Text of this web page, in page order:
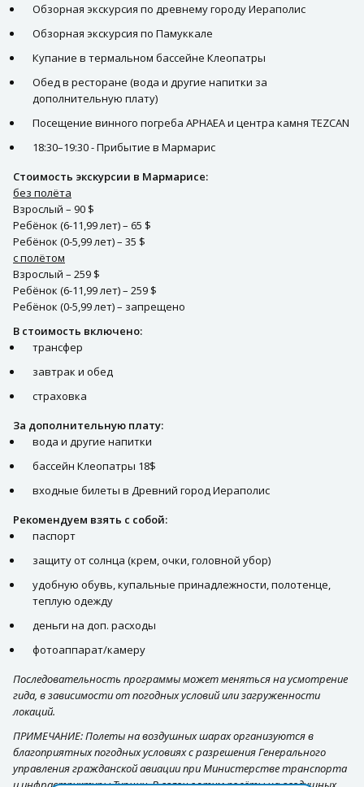
Обзорная экскурсия по древнему городу Иераполис
Обзорная экскурсия по Памуккале
Купание в термальном бассейне Клеопатры
Обед в ресторане (вода и другие напитки за
дополнительную плату)
Посещение винного погреба APHAEA и центра камня TEZCAN
18:30–19:30 - Прибытие в Мармарис
Стоимость экскурсии в Мармарисе:
без полёта
Взрослый – 90 $
Ребёнок (6-11,99 лет) – 65 $
Ребёнок (0-5,99 лет) – 35 $
с полётом
Взрослый – 259 $
Ребёнок (6-11,99 лет) – 259 $
Ребёнок (0-5,99 лет) – запрещено
В стоимость включено:
трансфер
завтрак и обед
страховка
За дополнительную плату:
вода и другие напитки
бассейн Клеопатры 18$
входные билеты в Древний город Иераполис
Рекомендуем взять с собой:
паспорт
защиту от солнца (крем, очки, головной убор)
удобную обувь, купальные принадлежности, полотенце,
теплую одежду
деньги на доп. расходы
фотоаппарат/камеру
Последовательность программы может меняться на усмотрение
гида, в зависимости от погодных условий или загруженности
локаций.
ПРИМЕЧАНИЕ: Полеты на воздушных шарах организуются в
благоприятных погодных условиях с разрешения Генерального
управления гражданской авиации при Министерстве транспорта